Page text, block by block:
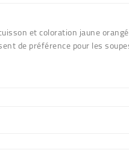
et coloration jaune
de préférence pour les